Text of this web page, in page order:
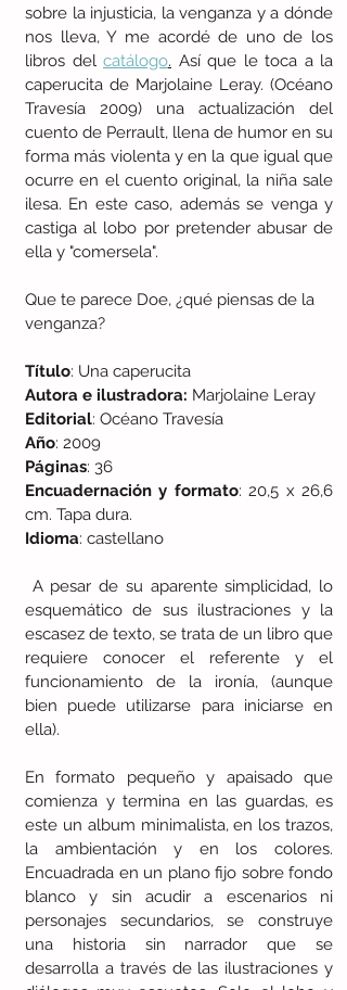
sobre la injusticia, la venganza y a dónde
nos lleva, Y me acordé de uno de los
libros del catálogo. Así que le toca a la
caperucita de Marjolaine Leray. (Océano
Travesía 2009) una actualización del
cuento de Perrault, llena de humor en su
forma más violenta y en la que igual que
ocurre en el cuento original, la niña sale
ilesa. En este caso, además se venga y
castiga al lobo por pretender abusar de
ella y "comersela".
Que te parece Doe, ¿qué piensas de la
venganza?
Título: Una caperucita
Autora e ilustradora: Marjolaine Leray
Editorial: Océano Travesía
Año: 2009
Páginas: 36
Encuadernación y formato: 20,5 x 26,6
cm. Tapa dura.
Idioma: castellano
esquemático de sus ilustraciones y la
escasez de texto, se trata de un libro que
requiere conocer el referente y el
funcionamiento de la ironía, (aunque
bien puede utilizarse para iniciarse en
ella).
En formato pequeño y apaisado que
comienza y termina en las guardas, es
este un album minimalista, en los trazos,
la ambientación y en los colores.
Encuadrada en un plano fijo sobre fondo
blanco y sin acudir a escenarios ni
personajes secundarios, se construye
una historia sin narrador que se
desarrolla a través de las ilustraciones y